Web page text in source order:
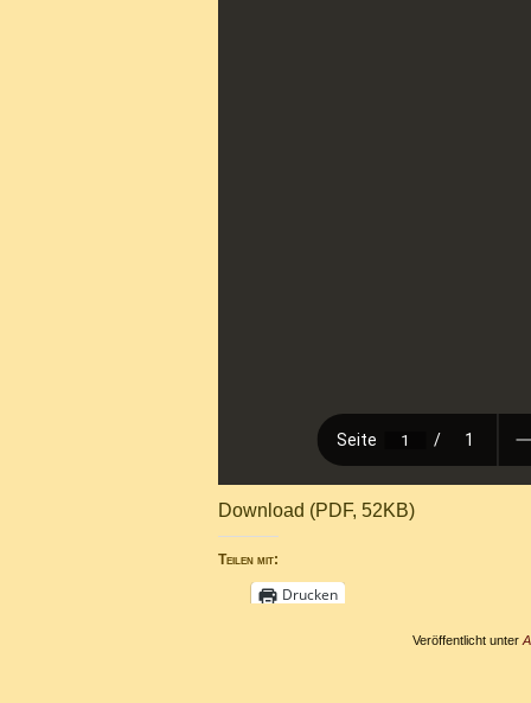
Download (PDF, 52KB)
Teilen mit:
Drucken
Veröffentlicht unter